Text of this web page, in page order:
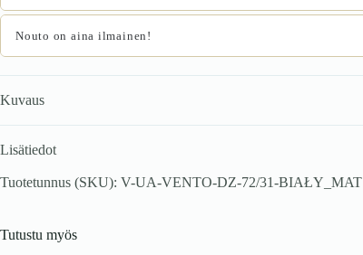
Nouto on aina ilmainen!
Kuvaus
Lisätiedot
Tuotetunnus (SKU): V-UA-VENTO-DZ-72/31-BIAŁY_MAT
Tutustu myös